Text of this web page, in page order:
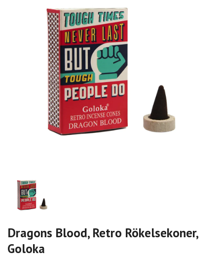
Dragons Blood, Retro Rökelsekoner,
Goloka